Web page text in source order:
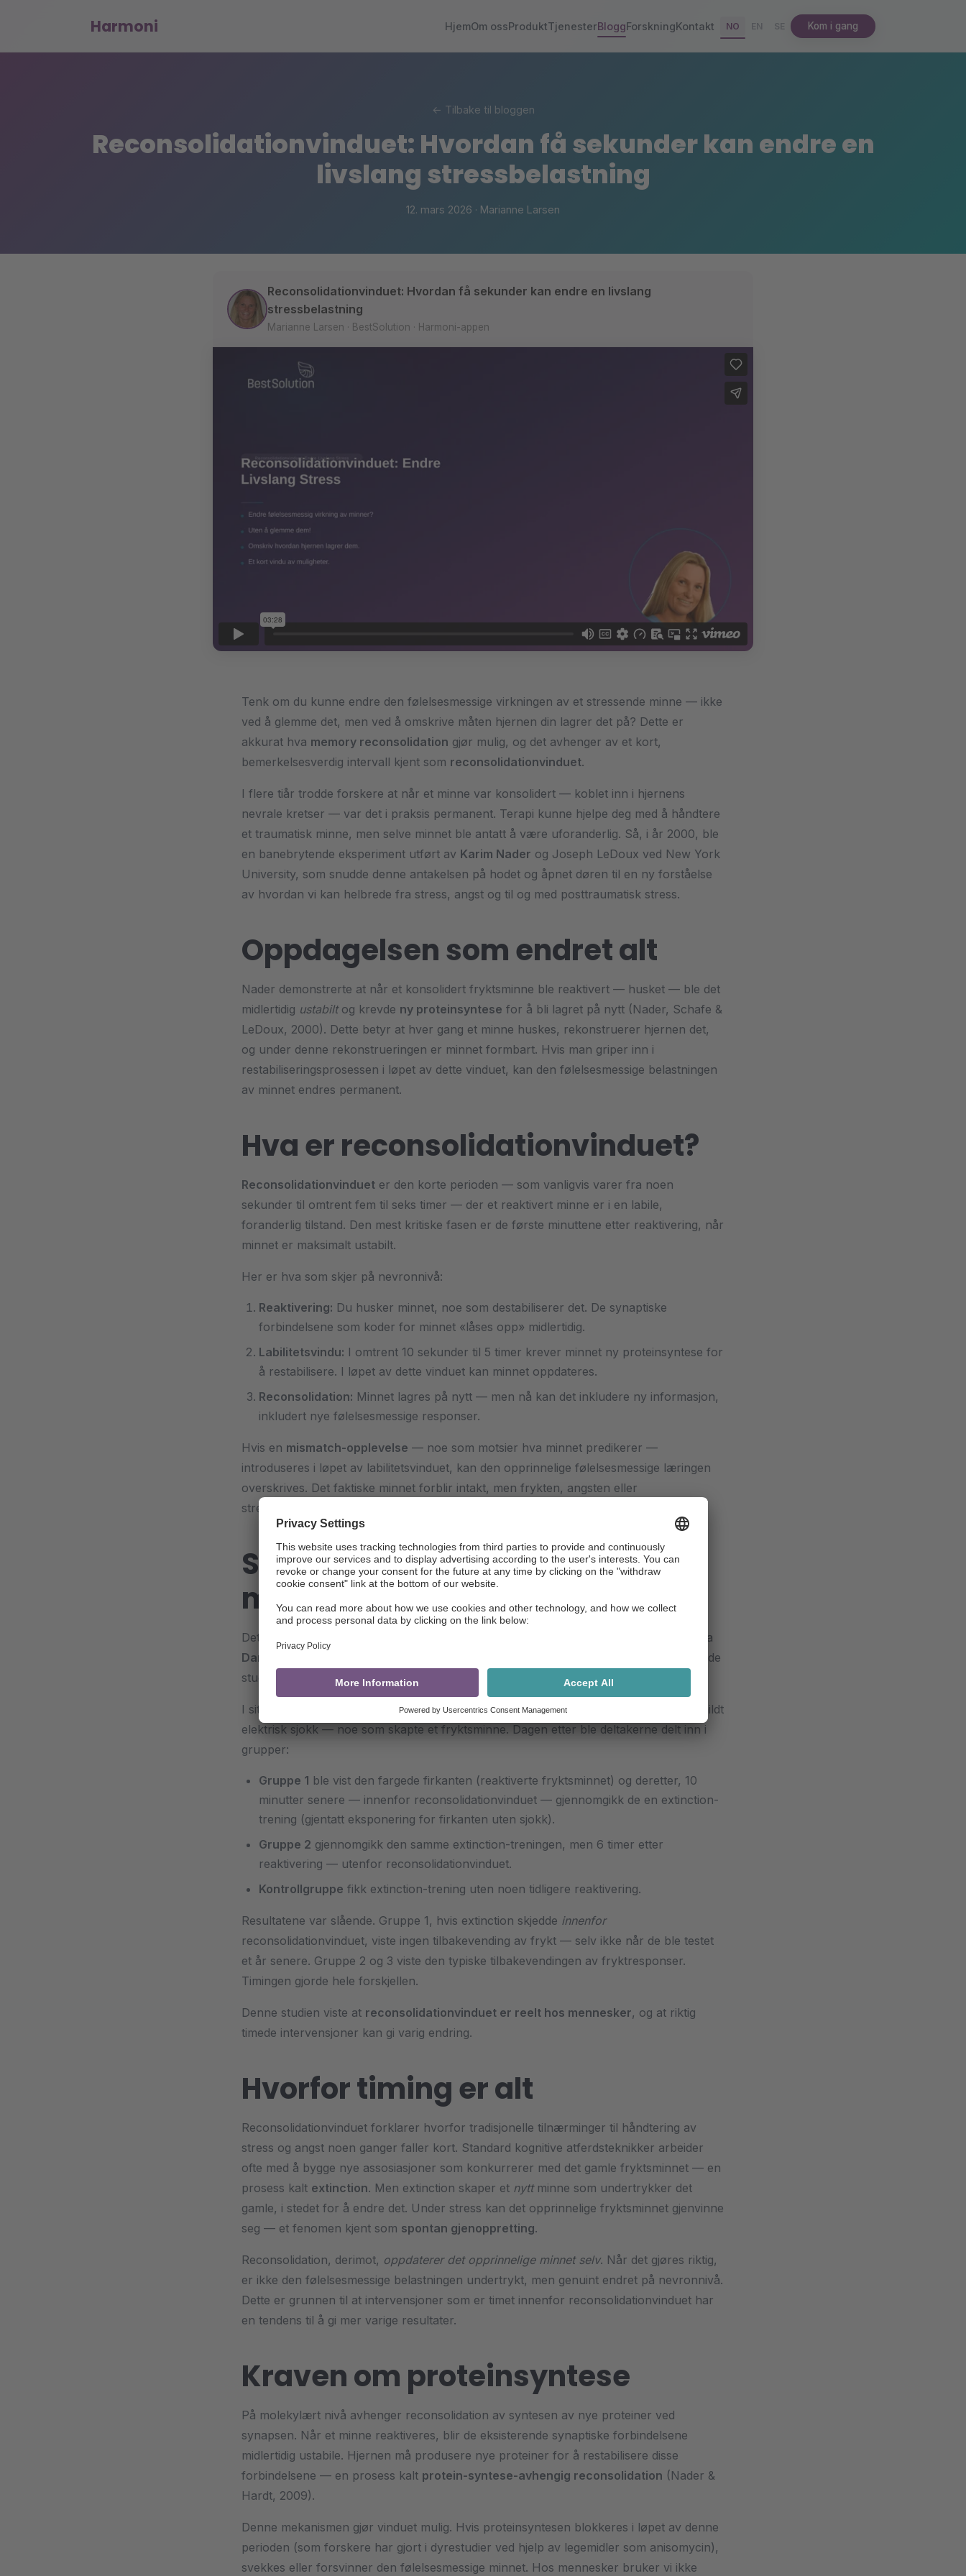
Harmoni HjemOm ossProduktTjenesterBloggForskningKontakt NO EN SE Kom i gang
← Tilbake til bloggen
Reconsolidationvinduet: Hvordan få sekunder kan endre en
livslang stressbelastning
12. mars 2026 · Marianne Larsen
Reconsolidationvinduet: Hvordan få sekunder kan endre en livslang
stressbelastning
Marianne Larsen · BestSolution · Harmoni-appen
Tenk om du kunne endre den følelsesmessige virkningen av et stressende minne — ikke
ved å glemme det, men ved å omskrive måten hjernen din lagrer det på? Dette er
akkurat hva memory reconsolidation gjør mulig, og det avhenger av et kort,
bemerkelsesverdig intervall kjent som reconsolidationvinduet.
I flere tiår trodde forskere at når et minne var konsolidert — koblet inn i hjernens
nevrale kretser — var det i praksis permanent. Terapi kunne hjelpe deg med å håndtere
et traumatisk minne, men selve minnet ble antatt å være uforanderlig. Så, i år 2000, ble
en banebrytende eksperiment utført av Karim Nader og Joseph LeDoux ved New York
University, som snudde denne antakelsen på hodet og åpnet døren til en ny forståelse
av hvordan vi kan helbrede fra stress, angst og til og med posttraumatisk stress.
Oppdagelsen som endret alt
Nader demonstrerte at når et konsolidert fryktsminne ble reaktivert — husket — ble det
midlertidig ustabiltog krevde ny proteinsyntese for å bli lagret på nytt (Nader, Schafe &
LeDoux, 2000). Dette betyr at hver gang et minne huskes, rekonstruerer hjernen det,
og under denne rekonstrueringen er minnet formbart. Hvis man griper inn i
restabiliseringsprosessen i løpet av dette vinduet, kan den følelsesmessige belastningen
av minnet endres permanent.
Hva er reconsolidationvinduet?
Reconsolidationvinduet er den korte perioden — som vanligvis varer fra noen
sekunder til omtrent fem til seks timer — der et reaktivert minne er i en labile,
foranderlig tilstand. Den mest kritiske fasen er de første minuttene etter reaktivering, når
minnet er maksimalt ustabilt.
Her er hva som skjer på nevronnivå:
Reaktivering: Du husker minnet, noe som destabiliserer det. De synaptiske
forbindelsene som koder for minnet «låses opp» midlertidig.
Labilitetsvindu: I omtrent 10 sekunder til 5 timer krever minnet ny proteinsyntese for
å restabilisere. I løpet av dette vinduet kan minnet oppdateres.
Reconsolidation: Minnet lagres på nytt — men nå kan det inkludere ny informasjon,
inkludert nye følelsesmessige responser.
Hvis en mismatch-opplevelse — noe som motsier hva minnet predikerer —
introduseres i løpet av labilitetsvinduet, kan den opprinnelige følelsesmessige læringen
overskrives. Det faktiske minnet forblir intakt, men frykten, angsten eller
stressresponsen knyttet til det kan dramatisk reduseres eller elimineres.
Studien fra Schiller: Fra rotter til
mennesker
Det kritiske spørsmålet var om denne mekanismen fungerer hos mennesker. I 2010 ga
Daniela Schiller
og Elizabeth Phelps ved New York University svaret i en banebrytende
studie publisert i
Nature(Schiller et al., 2010).
I sitt eksperiment ble deltakerne kondisjonert til å assosiere en farget firkant med et mildt
elektrisk sjokk — noe som skapte et fryktsminne. Dagen etter ble deltakerne delt inn i
grupper:
Gruppe 1 ble vist den fargede firkanten (reaktiverte fryktsminnet) og deretter, 10
minutter senere — innenfor reconsolidationvinduet — gjennomgikk de en extinction-
trening (gjentatt eksponering for firkanten uten sjokk).
Gruppe 2 gjennomgikk den samme extinction-treningen, men 6 timer etter
reaktivering — utenfor reconsolidationvinduet.
Kontrollgruppe fikk extinction-trening uten noen tidligere reaktivering.
Resultatene var slående. Gruppe 1, hvis extinction skjedde innenfor
reconsolidationvinduet, viste ingen tilbakevending av frykt — selv ikke når de ble testet
et år senere. Gruppe 2 og 3 viste den typiske tilbakevendingen av fryktresponser.
Timingen gjorde hele forskjellen.
Denne studien viste at reconsolidationvinduet er reelt hos mennesker, og at riktig
timede intervensjoner kan gi varig endring.
Hvorfor timing er alt
Reconsolidationvinduet forklarer hvorfor tradisjonelle tilnærminger til håndtering av
stress og angst noen ganger faller kort. Standard kognitive atferdsteknikker arbeider
ofte med å bygge nye assosiasjoner som konkurrerer med det gamle fryktsminnet — en
prosess kalt extinction. Men extinction skaper et nyttminne som undertrykker det
gamle, i stedet for å endre det. Under stress kan det opprinnelige fryktsminnet gjenvinne
seg — et fenomen kjent som spontan gjenoppretting.
Reconsolidation, derimot, oppdaterer det opprinnelige minnet selv. Når det gjøres riktig,
er ikke den følelsesmessige belastningen undertrykt, men genuint endret på nevronnivå.
Dette er grunnen til at intervensjoner som er timet innenfor reconsolidationvinduet har
en tendens til å gi mer varige resultater.
Kraven om proteinsyntese
På molekylært nivå avhenger reconsolidation av syntesen av nye proteiner ved
synapsen. Når et minne reaktiveres, blir de eksisterende synaptiske forbindelsene
midlertidig ustabile. Hjernen må produsere nye proteiner for å restabilisere disse
forbindelsene — en prosess kalt protein-syntese-avhengig reconsolidation (Nader &
Hardt, 2009).
Denne mekanismen gjør vinduet mulig. Hvis proteinsyntesen blokkeres i løpet av denne
perioden (som forskere har gjort i dyrestudier ved hjelp av legemidler som anisomycin),
svekkes eller forsvinner den følelsesmessige minnet. Hos mennesker bruker vi ikke